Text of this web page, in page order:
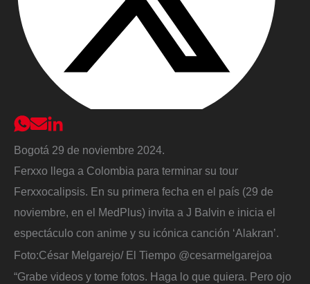
Bogotá 29 de noviembre 2024.
Ferxxo llega a Colombia para terminar su tour
Ferxxocalipsis. En su primera fecha en el país (29 de
noviembre, en el MedPlus) invita a J Balvin e inicia el
espectáculo con anime y su icónica canción ‘Alakran’.
Foto:César Melgarejo/ El Tiempo @cesarmelgarejoa
“Grabe videos y tome fotos. Haga lo que quiera. Pero ojo